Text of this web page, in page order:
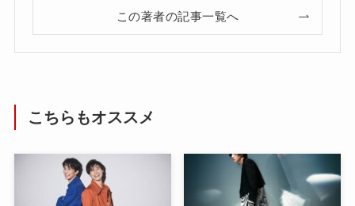
この著者の記事一覧へ
こちらもオススメ